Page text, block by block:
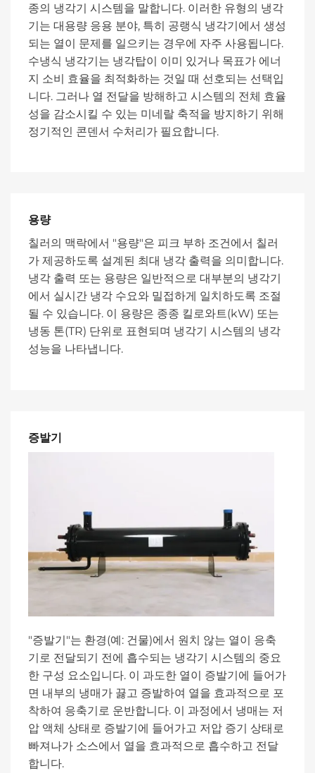
종의 냉각기 시스템을 말합니다. 이러한 유형의 냉각
기는 대용량 응용 분야, 특히 공랭식 냉각기에서 생성
되는 열이 문제를 일으키는 경우에 자주 사용됩니다.
수냉식 냉각기는 냉각탑이 이미 있거나 목표가 에너
지 소비 효율을 최적화하는 것일 때 선호되는 선택입
니다. 그러나 열 전달을 방해하고 시스템의 전체 효율
성을 감소시킬 수 있는 미네랄 축적을 방지하기 위해
정기적인 콘덴서 수처리가 필요합니다.
용량
칠러의 맥락에서 "용량"은 피크 부하 조건에서 칠러
가 제공하도록 설계된 최대 냉각 출력을 의미합니다.
냉각 출력 또는 용량은 일반적으로 대부분의 냉각기
에서 실시간 냉각 수요와 밀접하게 일치하도록 조절
될 수 있습니다. 이 용량은 종종 킬로와트(kW) 또는
냉동 톤(TR) 단위로 표현되며 냉각기 시스템의 냉각
성능을 나타냅니다.
증발기
"증발기"는 환경(예: 건물)에서 원치 않는 열이 응축
기로 전달되기 전에 흡수되는 냉각기 시스템의 중요
한 구성 요소입니다. 이 과도한 열이 증발기에 들어가
면 내부의 냉매가 끓고 증발하여 열을 효과적으로 포
착하여 응축기로 운반합니다. 이 과정에서 냉매는 저
압 액체 상태로 증발기에 들어가고 저압 증기 상태로
빠져나가 소스에서 열을 효과적으로 흡수하고 전달
합니다.